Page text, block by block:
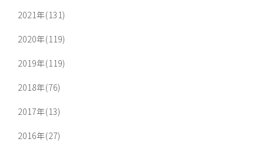
2021年(131)
2020年(119)
2019年(119)
2018年(76)
2017年(13)
2016年(27)